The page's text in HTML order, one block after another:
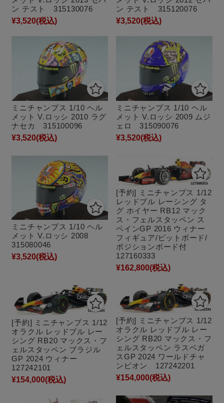
ン テスト 315130076
¥3,520(税込)
ン テスト 315120076
¥3,520(税込)
ミニチャンプス 1/10 ヘル
メット V.ロッシ 2010 ラグ
ナセカ 315100096
¥3,520(税込)
ミニチャンプス 1/10 ヘル
メット V.ロッシ 2009 ムジ
ェロ 315090076
¥3,520(税込)
ミニチャンプス 1/10 ヘル
メット V.ロッシ 2008
315080046
¥3,520(税込)
[予約] ミニチャンプス 1/12
レッドブル レーシング タ
グ ホイヤー RB12 マック
ス・フェルスタッペン ス
ペインGP 2016 ウィナー
フィギュア/ピットボード/
ポジションボード付
127160333
¥162,800(税込)
[予約] ミニチャンプス 1/12
オラクル レッドブル レー
シング RB20 マックス・フ
ェルスタッペン ブラジル
GP 2024 ウィナー
127242101
¥154,000(税込)
[予約] ミニチャンプス 1/12
オラクル レッドブル レー
シング RB20 マックス・フ
ェルスタッペン ラスベガ
スGP 2024 ワールドチャ
ンピオン 127242201
¥154,000(税込)